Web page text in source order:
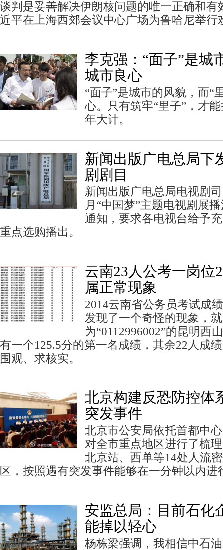
谈判是妥善解决伊朗核问题的唯一正确和有
近平在上海西郊会议中心广场为鲁哈尼举行
李克强：“面子”是城
城市良心
“面子”是城市的风貌，而“
心。只有筑牢“里子”，才
年大计。
新闻出版广电总局下
剧剧目
新闻出版广电总局电视剧
月“中国梦”主题电视剧展
通知，要求各电视台给予
重点选购播出。
云南23人公考一岗位
属正常现象
2014云南省公务员考试成
发现了一个奇怪的现象，
为“0112996002”的昆明西
有一个125.5分的第一名成绩，其余22人成
围观、求核实。
北京构建反恐防控体
突发事件
北京市公安局依托首都中
对全市重点地区进行了梳
北京站、西单等14处人流
区，按照遇有突发事件能够在一分钟以内进
安监总局：目前石化
能掉以轻心
杨栋梁强调，我相信中石